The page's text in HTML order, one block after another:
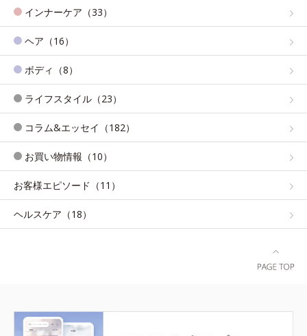
インナーケア（33）
ヘア（16）
ボディ（8）
ライフスタイル（23）
コラム&エッセイ（182）
お買い物情報（10）
お客様エピソード（11）
ヘルスケア（18）